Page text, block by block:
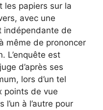
les papiers sur la
avec une
indépendante de
même de prononcer
L’enquête est
d’après ses
lors d’un tel
points de vue
à l’autre pour